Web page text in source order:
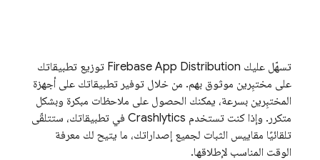
تسهّل عليك Firebase App Distribution توزيع تطبيقاتك
على مختبِرين موثوق بهم. من خلال توفير تطبيقاتك على أجهزة
المختبِرين بسرعة، يمكنك الحصول على ملاحظات مبكرة وبشكل
متكرر. وإذا كنت تستخدم Crashlytics في تطبيقاتك، ستتلقّى
تلقائيًا مقاييس الثبات لجميع إصداراتك، ما يتيح لك معرفة
الوقت المناسب لإطلاقها.